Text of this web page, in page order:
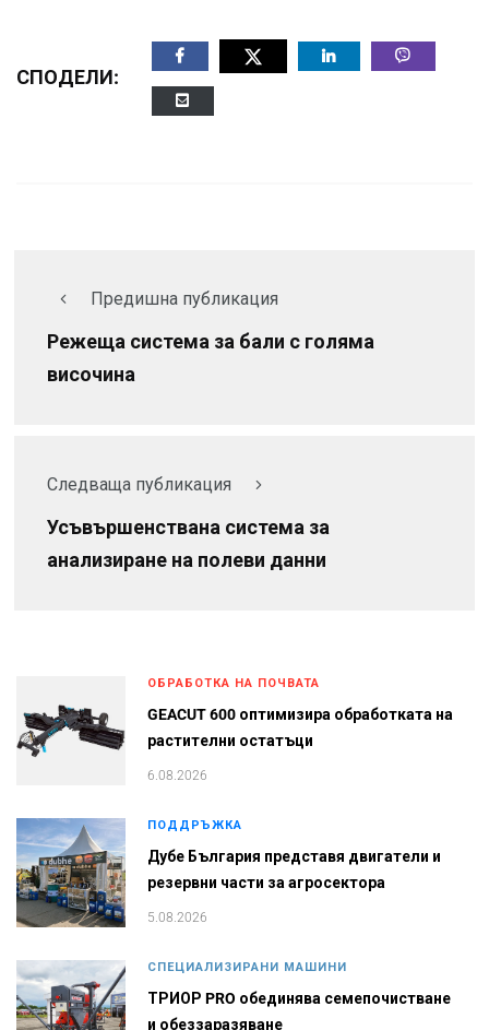
СПОДЕЛИ:
Предишна публикация
Режеща система за бали с голяма
височина
Следваща публикация
Усъвършенствана система за
анализиране на полеви данни
ОБРАБОТКА НА ПОЧВАТА
GEACUT 600 оптимизира обработката на
растителни остатъци
6.08.2026
ПОДДРЪЖКА
Дубе България представя двигатели и
резервни части за агросектора
5.08.2026
СПЕЦИАЛИЗИРАНИ МАШИНИ
ТРИОР PRO обединява семепочистване
и обеззаразяване